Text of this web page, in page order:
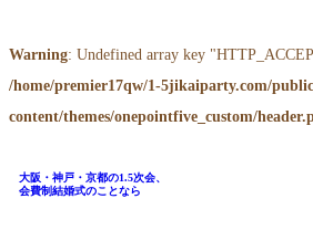
Warning: Undefined array key
/home/premier17qw/1-5jikaiparty.com/
content/themes/onepointfive_custom/
大阪・神戸・京都の1.5次会、
会費制結婚式のことなら